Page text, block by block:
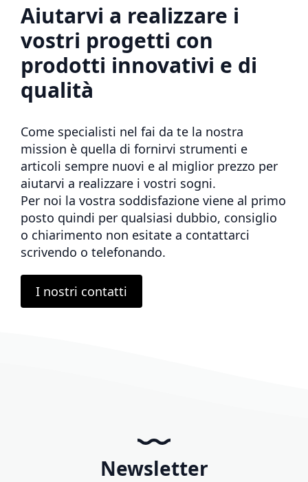
Aiutarvi a realizzare i
vostri progetti con
prodotti innovativi e di
qualità
Come specialisti nel fai da te la nostra
mission è quella di fornirvi strumenti e
articoli sempre nuovi e al miglior prezzo per
aiutarvi a realizzare i vostri sogni.
Per noi la vostra soddisfazione viene al primo
posto quindi per qualsiasi dubbio, consiglio
o chiarimento non esitate a contattarci
scrivendo o telefonando.
I nostri contatti
Newsletter